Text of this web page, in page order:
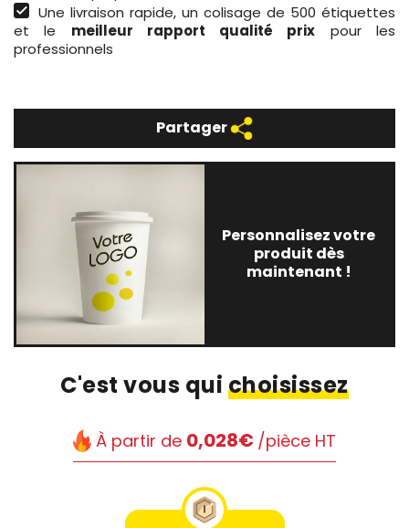
Une livraison rapide, un colisage de 500 étiquettes
et le meilleur rapport qualité prix pour les
professionnels
Partager
Personnalisez votre
produit dès
maintenant !
C'est vous qui choisissez
À partir de 0,028€ /pièce HT